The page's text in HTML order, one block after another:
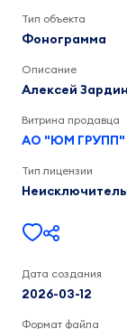
Тип объекта
Фонограмма
Описание
Алексей
Витрина продавца
АО "ЮМ ГРУПП"
Тип лицензии
Дата создания
2026-03-12
Формат файла